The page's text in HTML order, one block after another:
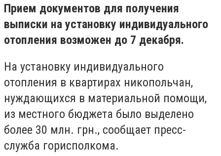
Прием документов для получения
выписки на установку индивидуального
отопления возможен до 7 декабря.
На установку индивидуального
отопления в квартирах никопольчан,
нуждающихся в материальной помощи,
из местного бюджета было выделено
более 30 млн. грн., сообщает пресс-
служба горисполкома.